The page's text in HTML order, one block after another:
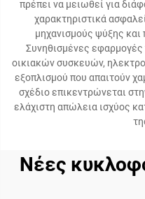
πρέπει να μειωθεί για
χαρακτηριστικά
μηχανισμούς ψύξης
Συνηθισμένες
οικιακών συσκευών,
εξοπλισμού που απαιτούν
σχέδιο επικεντρώνεται
ελάχιστη απώλεια ισχύος
Νέες